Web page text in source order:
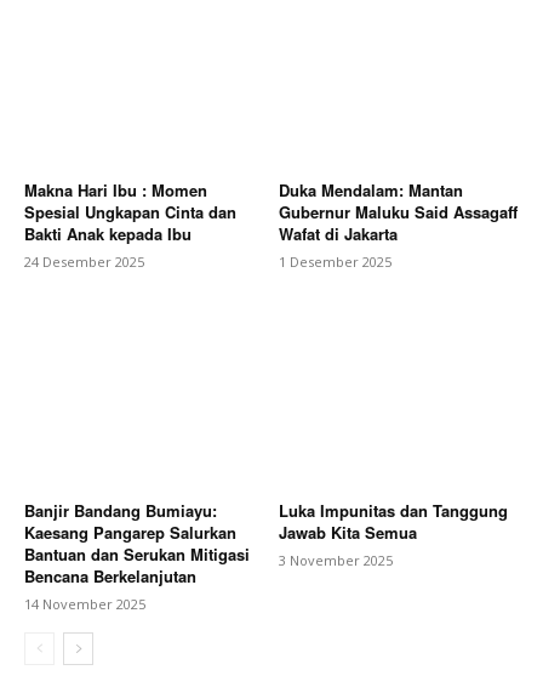
Makna Hari Ibu : Momen
Spesial Ungkapan Cinta dan
Bakti Anak kepada Ibu
24 Desember 2025
Duka Mendalam: Mantan
Gubernur Maluku Said Assagaff
Wafat di Jakarta
1 Desember 2025
Banjir Bandang Bumiayu:
Kaesang Pangarep Salurkan
Bantuan dan Serukan Mitigasi
Bencana Berkelanjutan
14 November 2025
Luka Impunitas dan Tanggung
Jawab Kita Semua
3 November 2025